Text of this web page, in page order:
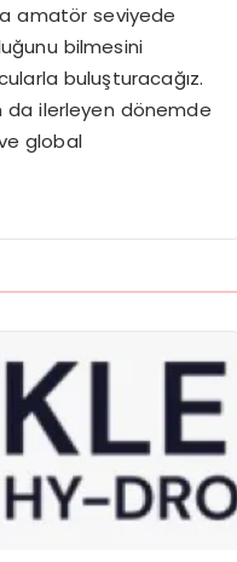
amatör seviyede
bilmesini
buluşturacağız.
da ilerleyen dönemde
global